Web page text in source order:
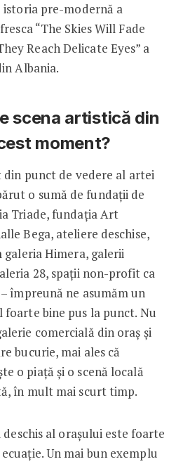
pre-modernă a
“The Skies Will Fade
Reach Delicate Eyes” a
Albania.
scena artistică din
moment?
punct de vedere al artei
o sumă de fundații de
Triade, fundația Art
Bega, ateliere deschise,
Himera, galerii
28, spații non-profit ca
împreună ne asumăm un
bine pus la punct. Nu
comercială din oraș și
bucurie, mai ales că
o piață și o scenă locală
în mult mai scurt timp.
al orașului este foarte
Un mai bun exemplu